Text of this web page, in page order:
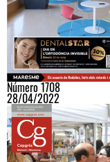
Número 1708
28/04/2022